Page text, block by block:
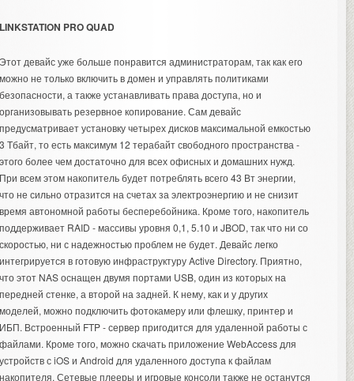
PRO QUAD
девайс уже больше понравится администраторам, так как его
не только включить в домен и управлять политиками
а также устанавливать права доступа, но и
резервное копирование. Сам девайс
установку четырех дисков максимальной емкостью
Тбайт, то есть максимум 12 терабайт свободного пространства -
более чем достаточно для всех офисных и домашних нужд.
всем этом накопитель будет потреблять всего 43 Вт энергии,
не сильно отразится на счетах за электроэнергию и не снизит
автономной работы бесперебойника. Кроме того, накопитель
RAID - массивы уровня 0,1, 5.10 и JBOD, так что ни со
ни с надежностью проблем не будет. Девайс легко
в готовую инфраструктуру Active Directory. Приятно,
этот NAS оснащен двумя портами USB, один из которых на
стенке, а второй на задней. К нему, как и у других
можно подключить фотокамеру или флешку, принтер и
Встроенный FTP - сервер пригодится для удаленной работы с
Кроме того, можно скачать приложение WebAccess для
с iOS и Android для удаленного доступа к файлам
Сетевые плееры и игровые консоли также не останутся